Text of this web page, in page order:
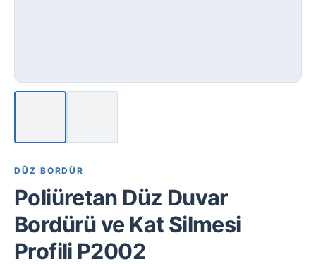
DÜZ BORDÜR
Poliüretan Düz Duvar
Bordürü ve Kat Silmesi
Profili P2002